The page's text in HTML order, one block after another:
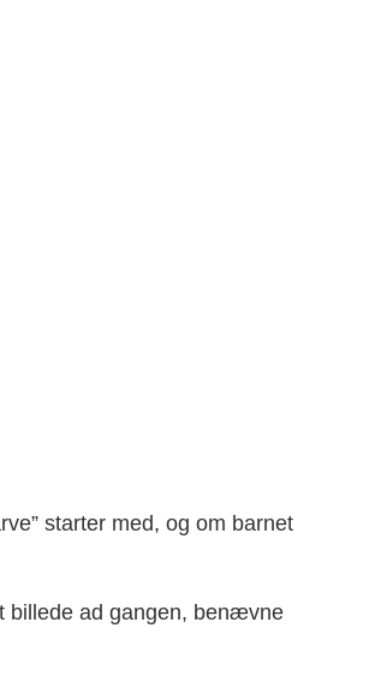
starter med, og om barnet
billede ad gangen, benævne